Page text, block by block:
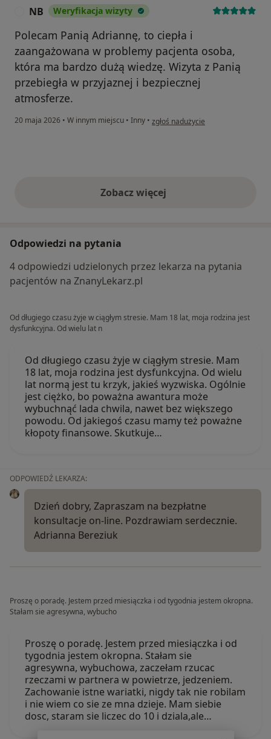
NB Weryfikacja wizyty
Polecam Panią Adriannę, to ciepła i
zaangażowana w problemy pacjenta osoba,
która ma bardzo dużą wiedzę. Wizyta z Panią
przebiegła w przyjaznej i bezpiecznej
atmosferze.
20 maja 2026 • W innym miejscu • Inny • w opinii użytkownika NB
zgłoś nadużycie
Zobacz więcejopinie powyżej
Odpowiedzi na pytania
4 odpowiedzi udzielonych przez lekarza na pytania
pacjentów na ZnanyLekarz.pl
Od długiego czasu żyje w ciągłym stresie. Mam 18 lat, moja rodzina jest
dysfunkcyjna. Od wielu lat n
Od długiego czasu żyje w ciągłym stresie. Mam
18 lat, moja rodzina jest dysfunkcyjna. Od wielu
lat normą jest tu krzyk, jakieś wyzwiska. Ogólnie
jest ciężko, bo poważna awantura może
wybuchnąć lada chwila, nawet bez większego
powodu. Od jakiegoś czasu mamy też poważne
kłopoty finansowe. Skutkuje…
ODPOWIEDŹ LEKARZA:
Dzień dobry, Zapraszam na bezpłatne
konsultacje on-line. Pozdrawiam serdecznie.
Adrianna Bereziuk
Proszę o poradę. Jestem przed miesiączka i od tygodnia jestem okropna.
Stałam sie agresywna, wybucho
Proszę o poradę. Jestem przed miesiączka i od
tygodnia jestem okropna. Stałam sie
agresywna, wybuchowa, zaczełam rzucac
rzeczami w partnera w powietrze, jedzeniem.
Zachowanie istne wariatki, nigdy tak nie robilam
i nie wiem co sie ze mna dzieje. Mam siebie
dosc, staram sie liczec do 10 i dziala,ale…